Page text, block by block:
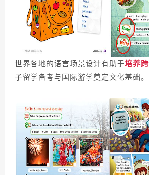
世界各地的语言场景设计有助于培养
子留学备考与国际游学奠定文化基础。